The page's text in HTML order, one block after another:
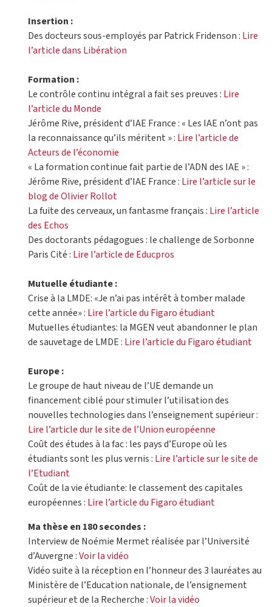
Insertion :
Des docteurs sous-employés par Patrick Fridenson : Lire
l’article dans Libération
Formation :
Le contrôle continu intégral a fait ses preuves : Lire
l’article du Monde
Jérôme Rive, président d’IAE France : « Les IAE n’ont pas
la reconnaissance qu’ils méritent » : Lire l’article de
Acteurs de l’économie
« La formation continue fait partie de l’ADN des IAE » :
Jérôme Rive, président d’IAE France : Lire l’article sur le
blog de Olivier Rollot
La fuite des cerveaux, un fantasme français : Lire l’article
des Echos
Des doctorants pédagogues : le challenge de Sorbonne
Paris Cité : Lire l’article de Educpros
Mutuelle étudiante :
Crise à la LMDE: «Je n’ai pas intérêt à tomber malade
cette année» : Lire l’article du Figaro étudiant
Mutuelles étudiantes: la MGEN veut abandonner le plan
de sauvetage de LMDE : Lire l’article du Figaro étudiant
Europe :
Le groupe de haut niveau de l’UE demande un
financement ciblé pour stimuler l’utilisation des
nouvelles technologies dans l’enseignement supérieur :
Lire l’article dur le site de l’Union européenne
Coût des études à la fac : les pays d’Europe où les
étudiants sont les plus vernis : Lire l’article sur le site de
l’Etudiant
Coût de la vie étudiante: le classement des capitales
européennes : Lire l’article du Figaro étudiant
Ma thèse en 180 secondes :
Interview de Noémie Mermet réalisée par l’Université
d’Auvergne :Voir la vidéo
Vidéo suite à la réception en l’honneur des 3 lauréates au
Ministère de l’Education nationale, de l’ensignement
supérieur et de la Recherche :Voir la vidéo